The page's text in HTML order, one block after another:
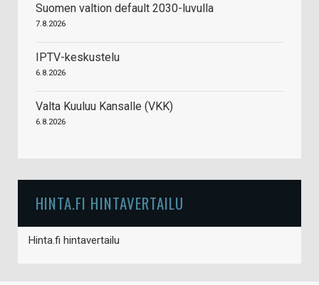
Suomen valtion default 2030-luvulla
7.8.2026
IPTV-keskustelu
6.8.2026
Valta Kuuluu Kansalle (VKK)
6.8.2026
HINTA.FI HINTAVERTAILU
Hinta.fi hintavertailu